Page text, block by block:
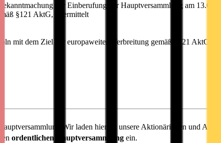
der Einberufung zur Hauptversammlung am
§121 AktG, übermittelt
mit dem Ziel der europaweiten Verbreitung gemäß §121 AktG
Wir laden hiermit unsere Aktionärinnen und
ordentlichen Hauptversammlung ein.